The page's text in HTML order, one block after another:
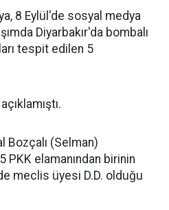
8 Eylül'de sosyal medya
Diyarbakır'da bombalı
tespit edilen 5
Bozçalı (Selman)
PKK elamanından birinin
meclis üyesi D.D. olduğu